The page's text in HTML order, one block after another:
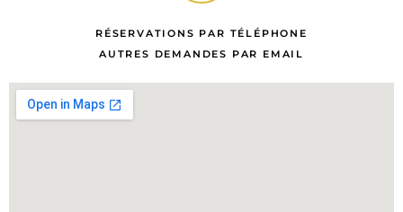
RÉSERVATIONS PAR TÉLÉPHONE
AUTRES DEMANDES PAR EMAIL